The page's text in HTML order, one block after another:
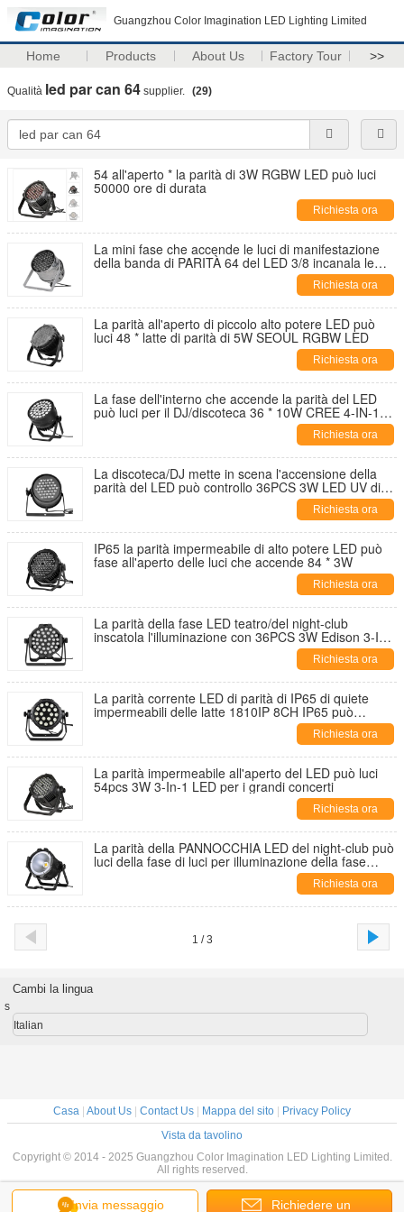
Guangzhou Color Imagination LED Lighting Limited
Home Products About Us Factory Tour >>
Qualità led par can 64 supplier. (29)
54 all'aperto * la parità di 3W RGBW LED può luci
50000 ore di durata
Richiesta ora
La mini fase che accende le luci di manifestazione
della banda di PARITÀ 64 del LED 3/8 incanala le
Richiesta ora
La parità all'aperto di piccolo alto potere LED può
luci 48 * latte di parità di 5W SEOUL RGBW LED
Richiesta ora
La fase dell'interno che accende la parità del LED
può luci per il DJ/discoteca 36 * 10W CREE 4-IN-1
Richiesta ora
La discoteca/DJ mette in scena l'accensione della
parità del LED può controllo 36PCS 3W LED UV di
Richiesta ora
IP65 la parità impermeabile di alto potere LED può
fase all'aperto delle luci che accende 84 * 3W
Richiesta ora
La parità della fase LED teatro/del night-club
inscatola l'illuminazione con 36PCS 3W Edison 3-IN-
Richiesta ora
La parità corrente LED di parità di IP65 di quiete
impermeabili delle latte 1810IP 8CH IP65 può
Richiesta ora
La parità impermeabile all'aperto del LED può luci
54pcs 3W 3-In-1 LED per i grandi concerti
Richiesta ora
La parità della PANNOCCHIA LED del night-club può
luci della fase di luci per illuminazione della fase
Richiesta ora
1 / 3
Invia messaggio Richiedere un
Cambi la lingua
s
Italian
Casa About Us Contact Us Mappa del sito
Privacy Policy
Vista da tavolino
Copyright © 2014 - 2025 Guangzhou Color Imagination LED Lighting Limited.
All rights reserved.